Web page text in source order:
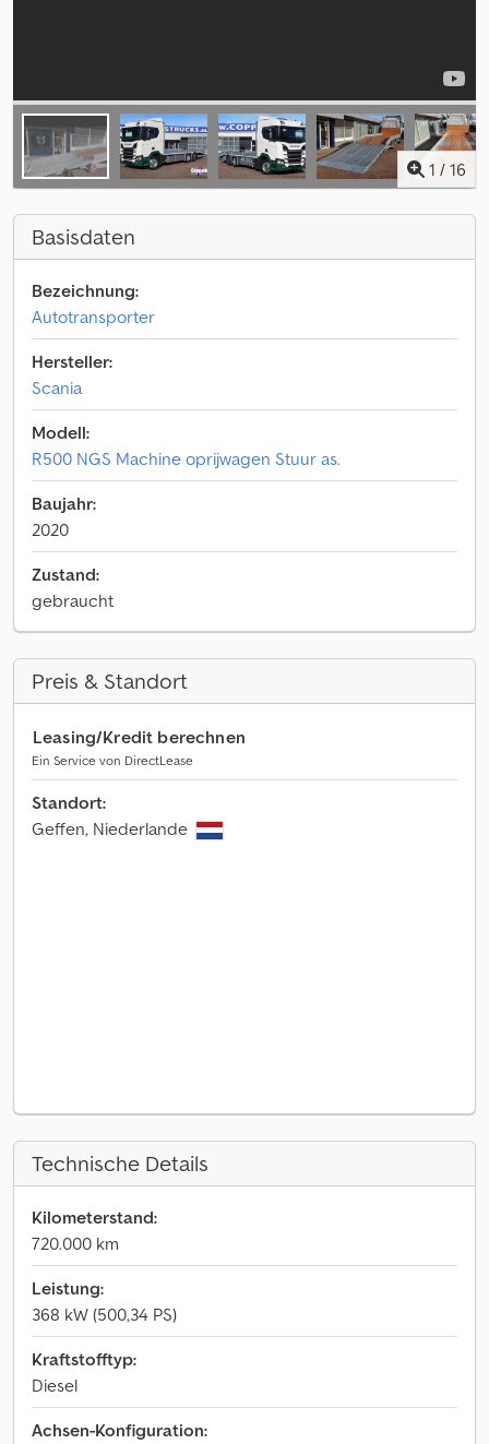
1 / 16
Basisdaten
Bezeichnung:
Autotransporter
Hersteller:
Scania
Modell:
R500 NGS Machine oprijwagen Stuur as.
Baujahr:
2020
Zustand:
gebraucht
Preis & Standort
Leasing/Kredit berechnen
Ein Service von DirectLease
Standort:
Geffen, Niederlande
Technische Details
Kilometerstand:
720.000 km
Leistung:
368 kW (500,34 PS)
Kraftstofftyp:
Diesel
Achsen-Konfiguration: